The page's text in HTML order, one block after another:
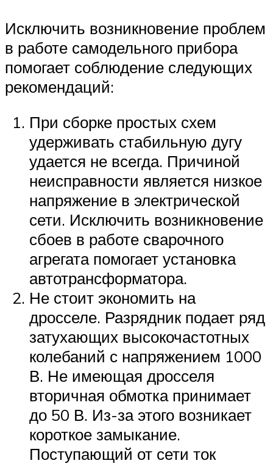
Исключить возникновение проблем
в работе самодельного прибора
помогает соблюдение следующих
рекомендаций:
При сборке простых схем
удерживать стабильную дугу
удается не всегда. Причиной
неисправности является низкое
напряжение в электрической
сети. Исключить возникновение
сбоев в работе сварочного
агрегата помогает установка
автотрансформатора.
Не стоит экономить на
дросселе. Разрядник подает ряд
затухающих высокочастотных
колебаний с напряжением 1000
В. Не имеющая дросселя
вторичная обмотка принимает
до 50 В. Из-за этого возникает
короткое замыкание.
Поступающий от сети ток